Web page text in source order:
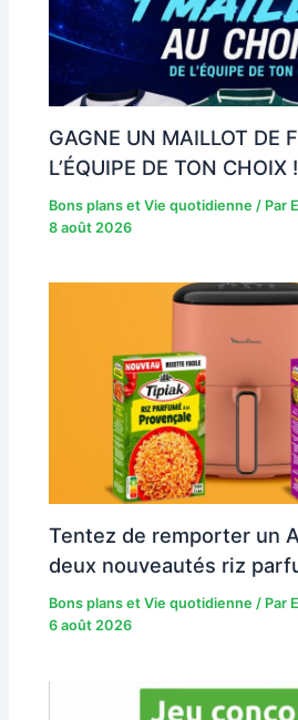
GAGNE UN MAILLOT DE
L’ÉQUIPE DE TON CHOIX !
Bons plans et Vie quotidienne / Par
8 août 2026
Tentez de remporter un
deux nouveautés riz
Bons plans et Vie quotidienne / Par
6 août 2026